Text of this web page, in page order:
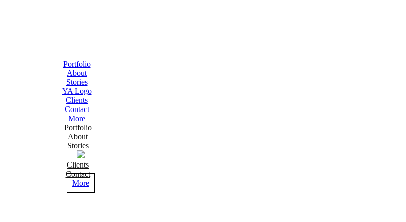
Portfolio
About
Stories
YA Logo
Clients
Contact
More
Portfolio
About
Stories
Clients
Contact
More